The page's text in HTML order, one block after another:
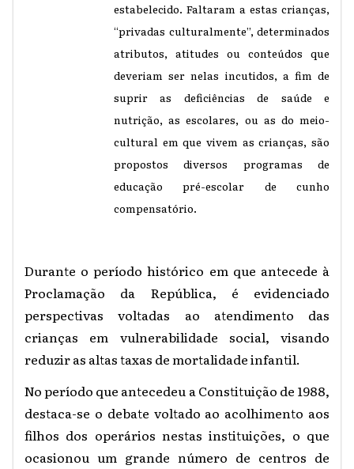
estabelecido. Faltaram a estas crianças,
“privadas culturalmente”, determinados
atributos, atitudes ou conteúdos que
deveriam ser nelas incutidos, a fim de
suprir as deficiências de saúde e
nutrição, as escolares, ou as do meio-
cultural em que vivem as crianças, são
propostos diversos programas de
educação pré-escolar de cunho
compensatório.
Durante o período histórico em que antecede à
Proclamação da República, é evidenciado
perspectivas voltadas ao atendimento das
crianças em vulnerabilidade social, visando
reduzir as altas taxas de mortalidade infantil.
No período que antecedeu a Constituição de 1988,
destaca-se o debate voltado ao acolhimento aos
filhos dos operários nestas instituições, o que
ocasionou um grande número de centros de